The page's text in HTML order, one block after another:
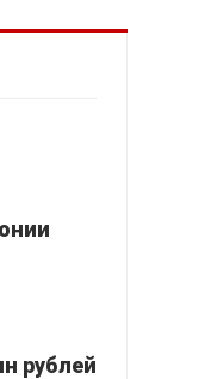
рублей